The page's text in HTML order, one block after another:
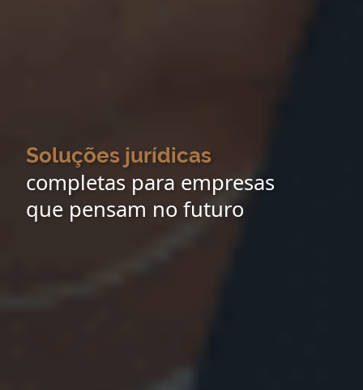
Soluções jurídicas
completas para empresas
que pensam no futuro